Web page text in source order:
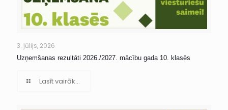
3. jūlijs, 2026
Uzņemšanas rezultāti 2026./2027. mācību gada 10. klasēs
Lasīt vairāk...